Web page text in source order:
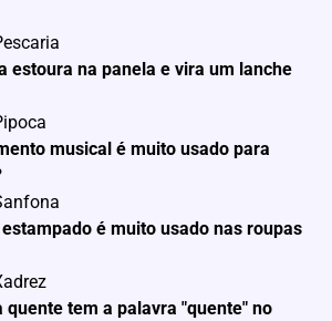
estoura na panela e vira um lanche
musical é muito usado para
é muito usado nas roupas
quente tem a palavra "quente" no